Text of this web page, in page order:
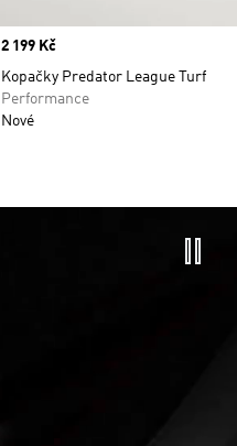
Price
2 199 Kč
Kopačky Predator League Turf
Performance
Nové